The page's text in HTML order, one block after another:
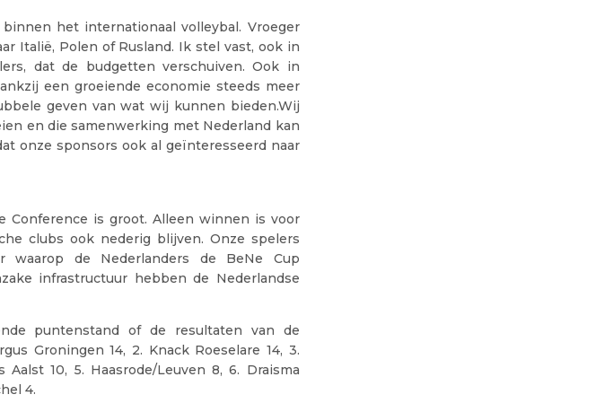
het internationaal volleybal. Vroeger
Italië, Polen of Rusland. Ik stel vast, ook in
dat de budgetten verschuiven. Ook in
een groeiende economie steeds meer
geven van wat wij kunnen bieden.Wij
en die samenwerking met Nederland kan
onze sponsors ook al geïnteresseerd naar
Conference is groot. Alleen winnen is voor
clubs ook nederig blijven. Onze spelers
de Nederlanders de BeNe Cup
infrastructuur hebben de Nederlandse
puntenstand of de resultaten van de
Groningen 14, 2. Knack Roeselare 14, 3.
10, 5. Haasrode/Leuven 8, 6. Draisma
4.